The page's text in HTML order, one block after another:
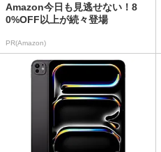
Amazon今日も見逃せない！8
0%OFF以上が続々登場
PR(Amazon)